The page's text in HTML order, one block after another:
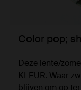
Color pop;
Deze lente/
KLEUR. Waar
blijven om op